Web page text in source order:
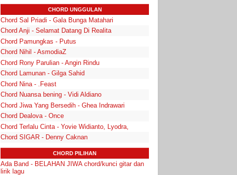
CHORD UNGGULAN
Chord Sal Priadi - Gala Bunga Matahari
Chord Anji - Selamat Datang Di Realita
Chord Pamungkas - Putus
Chord Nihil - AsmodiaZ
Chord Rony Parulian - Angin Rindu
Chord Lamunan - Gilga Sahid
Chord Nina - .Feast
Chord Nuansa bening - Vidi Aldiano
Chord Jiwa Yang Bersedih - Ghea Indrawari
Chord Dealova - Once
Chord Terlalu Cinta - Yovie Widianto, Lyodra,
Chord SIGAR - Denny Caknan
CHORD PILIHAN
Ada Band - BELAHAN JIWA chord/kunci gitar dan
lirik lagu